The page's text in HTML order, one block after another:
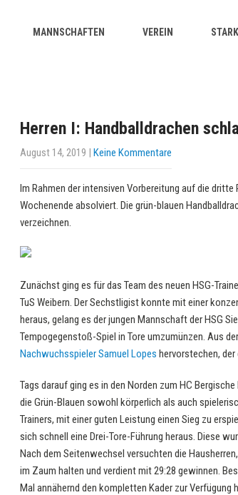
MANNSCHAFTEN VEREIN
Herren I: Handballdrachen
August 14, 2019 | Keine Kommentare
Im Rahmen der intensiven Vorbereitung auf die
Wochenende absolviert. Die grün-blauen
verzeichnen.
Zunächst ging es für das Team des neuen HSG-
TuS Weibern. Der Sechstligist konnte mit einer
heraus, gelang es der jungen Mannschaft der HSG
Tempogegenstoß-Spiel in Tore umzumünzen. Aus
Nachwuchsspieler Samuel Lopes hervorstechen,
Tags darauf ging es in den Norden zum HC
die Grün-Blauen sowohl körperlich als auch
Trainers, mit einer guten Leistung einen Sieg zu
sich schnell eine Drei-Tore-Führung heraus. Diese
Nach dem Seitenwechsel versuchten die
im Zaum halten und verdient mit 29:28 gewinnen.
Mal annähernd den kompletten Kader zur